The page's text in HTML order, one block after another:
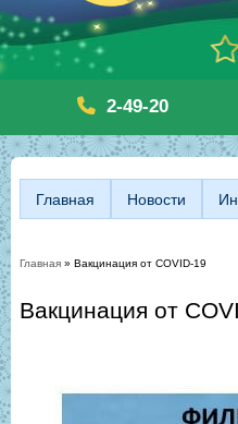
2-49-20
Главная Новости
Главная » Вакцинация от COVID-19
Вакцинация от